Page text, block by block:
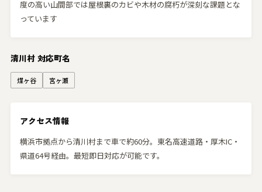
度の高い山間部では屋根裏のカビや木材の腐朽が深刻な課題とな
っています
清川村 対応町名
煤ヶ谷 宮ヶ瀬
アクセス情報
横浜市拠点から清川村まで車で約60分。東名高速道路・厚木IC・
県道64号経由。最短即日対応が可能です。